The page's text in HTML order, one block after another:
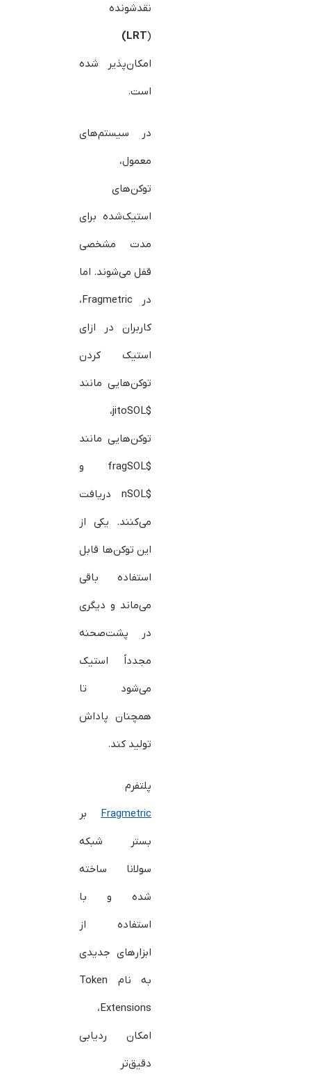
نقدشونده
(
LRT)
امکان‌پذیر شده
است.
در سیستم‌های
معمول،
توکن‌های
استیک‌شده برای
مدت مشخصی
قفل می‌شوند. اما
در Fragmetric،
کاربران در ازای
استیک کردن
توکن‌هایی مانند
$jitoSOL،
توکن‌هایی مانند
$fragSOL و
$nSOL دریافت
می‌کنند. یکی از
این توکن‌ها قابل
استفاده باقی
می‌ماند و دیگری
در پشت‌صحنه
مجدداً استیک
می‌شود تا
همچنان پاداش
تولید کند.
پلتفرم
Fragmetric بر
بستر شبکه
سولانا ساخته
شده و با
استفاده از
ابزارهای جدیدی
به نام Token
Extensions،
امکان ردیابی
دقیق‌تر